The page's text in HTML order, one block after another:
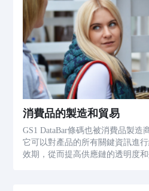
消費品的製造和貿易
GS1 DataBar條碼也被消費品製造
它可以對產品的所有關鍵資訊進
效期，從而提高供應鏈的透明度和